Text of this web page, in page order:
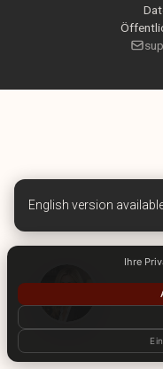
Ihre
English version